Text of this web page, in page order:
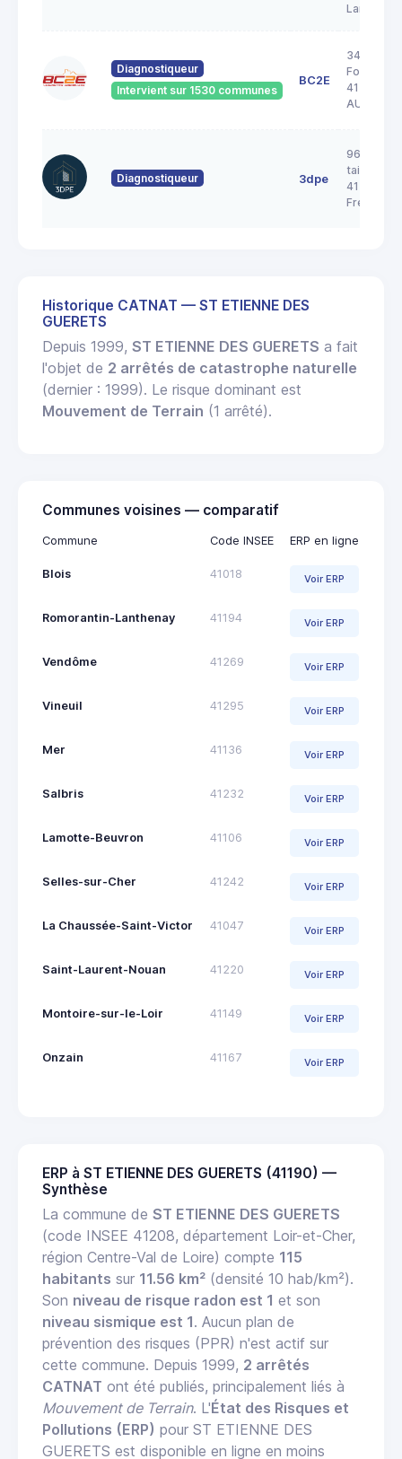
Lanthenay
Diagnostiqueur
Intervient sur 1530 communes
BC2E
34 Rue de
Forêt
41240
Diagnostiqueur 3dpe
96 rue de
taille
41700
Fresnes
Historique CATNAT — ST ETIENNE DES
GUERETS
Depuis 1999, ST ETIENNE DES GUERETS a fait
l'objet de 2 arrêtés de catastrophe naturelle
(dernier : 1999). Le risque dominant est
Mouvement de Terrain (1 arrêté).
Communes voisines — comparatif
Commune Code INSEE ERP en ligne
Blois 41018 Voir ERP
Romorantin-Lanthenay 41194 Voir ERP
Vendôme 41269 Voir ERP
Vineuil 41295 Voir ERP
Mer 41136 Voir ERP
Salbris 41232 Voir ERP
Lamotte-Beuvron 41106 Voir ERP
Selles-sur-Cher 41242 Voir ERP
La Chaussée-Saint-Victor 41047 Voir ERP
Saint-Laurent-Nouan 41220 Voir ERP
Montoire-sur-le-Loir 41149 Voir ERP
Onzain 41167 Voir ERP
ERP à ST ETIENNE DES GUERETS (41190) —
Synthèse
La commune de ST ETIENNE DES GUERETS
(code INSEE 41208, département Loir-et-Cher,
région Centre-Val de Loire) compte 115
habitants sur 11.56 km² (densité 10 hab/km²).
Son niveau de risque radon est 1 et son
niveau sismique est 1. Aucun plan de
prévention des risques (PPR) n'est actif sur
cette commune. Depuis 1999, 2 arrêtés
CATNAT ont été publiés, principalement liés à
Mouvement de Terrain. L'État des Risques et
Pollutions (ERP) pour ST ETIENNE DES
GUERETS est disponible en ligne en moins